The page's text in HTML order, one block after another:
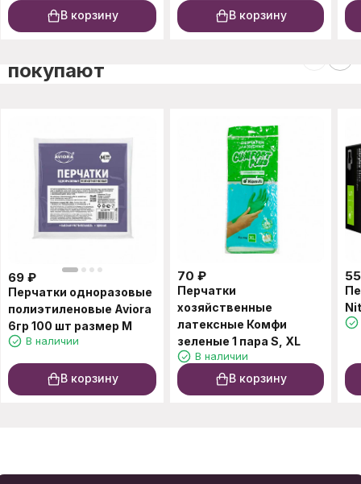
В корзину В корзину
покупают
69 ₽
Перчатки одноразовые
полиэтиленовые Aviora
6гр 100 шт размер M
В наличии
В корзину
70 ₽
Перчатки
хозяйственные
латексные Комфи
зеленые 1 пара S, XL
В наличии
В корзину